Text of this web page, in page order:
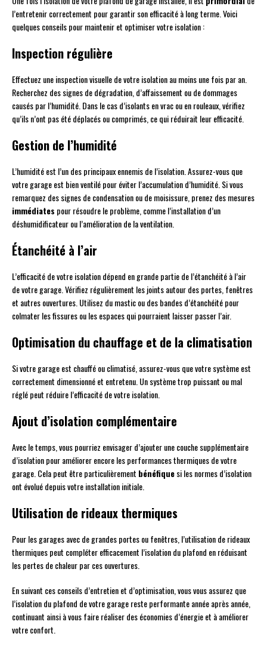
l’entretenir correctement pour garantir son efficacité à long terme. Voici
quelques conseils pour maintenir et optimiser votre isolation :
Inspection régulière
Effectuez une inspection visuelle de votre isolation au moins une fois par an.
Recherchez des signes de dégradation, d’affaissement ou de dommages
causés par l’humidité. Dans le cas d’isolants en vrac ou en rouleaux, vérifiez
qu’ils n’ont pas été déplacés ou comprimés, ce qui réduirait leur efficacité.
Gestion de l’humidité
L’humidité est l’un des principaux ennemis de l’isolation. Assurez-vous que
votre garage est bien ventilé pour éviter l’accumulation d’humidité. Si vous
remarquez des signes de condensation ou de moisissure, prenez des mesures
immédiates pour résoudre le problème, comme l’installation d’un
déshumidificateur ou l’amélioration de la ventilation.
Étanchéité à l’air
L’efficacité de votre isolation dépend en grande partie de l’étanchéité à l’air
de votre garage. Vérifiez régulièrement les joints autour des portes, fenêtres
et autres ouvertures. Utilisez du mastic ou des bandes d’étanchéité pour
colmater les fissures ou les espaces qui pourraient laisser passer l’air.
Optimisation du chauffage et de la climatisation
Si votre garage est chauffé ou climatisé, assurez-vous que votre système est
correctement dimensionné et entretenu. Un système trop puissant ou mal
réglé peut réduire l’efficacité de votre isolation.
Ajout d’isolation complémentaire
Avec le temps, vous pourriez envisager d’ajouter une couche supplémentaire
d’isolation pour améliorer encore les performances thermiques de votre
garage. Cela peut être particulièrement bénéfiquesi les normes d’isolation
ont évolué depuis votre installation initiale.
Utilisation de rideaux thermiques
Pour les garages avec de grandes portes ou fenêtres, l’utilisation de rideaux
thermiques peut compléter efficacement l’isolation du plafond en réduisant
les pertes de chaleur par ces ouvertures.
En suivant ces conseils d’entretien et d’optimisation, vous vous assurez que
l’isolation du plafond de votre garage reste performante année après année,
continuant ainsi à vous faire réaliser des économies d’énergie et à améliorer
votre confort.